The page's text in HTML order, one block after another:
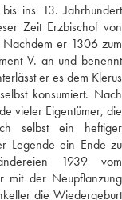
ins 13. Jahrhundert
Zeit Erzbischof von
Nachdem er 1306 zum
V. an und benennt
er es dem Klerus
konsumiert. Nach
vieler Eigentümer, die
selbst ein heftiger
Legende ein Ende zu
1939 vom
mit der Neupflanzung
die Wiedergeburt